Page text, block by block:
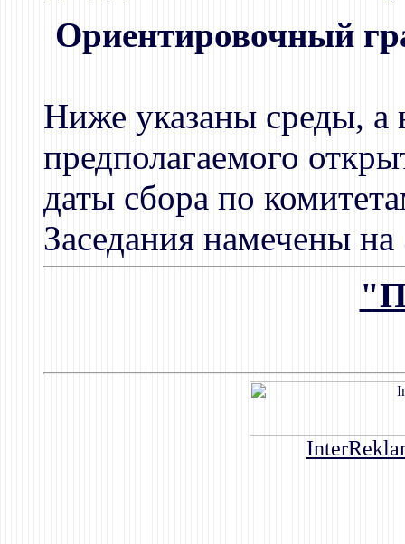
Ориентировочный
Ниже указаны среды, а
предполагаемого
даты сбора по
Заседания намечены